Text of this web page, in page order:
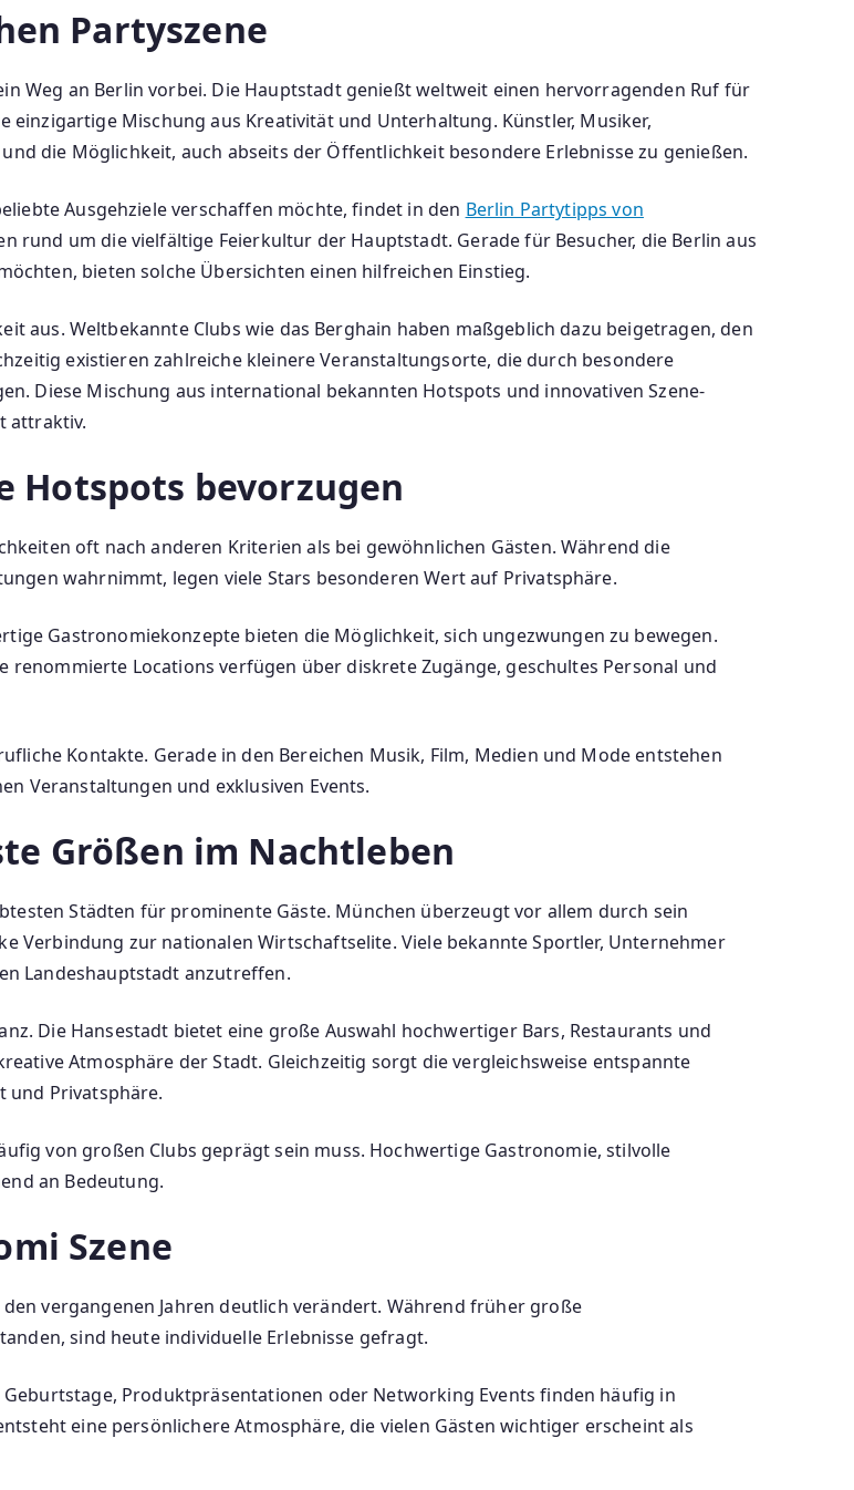
Partyszene
Weg an Berlin vorbei. Die Hauptstadt genießt weltweit einen hervorragenden Ruf für
Mischung aus Kreativität und Unterhaltung. Künstler, Musiker,
die Möglichkeit, auch abseits der Öffentlichkeit besondere Erlebnisse zu genießen.
Ausgehziele verschaffen möchte, findet in den Berlin Partytipps von
rund um die vielfältige Feierkultur der Hauptstadt. Gerade für Besucher, die Berlin aus
bieten solche Übersichten einen hilfreichen Einstieg.
aus. Weltbekannte Clubs wie das Berghain haben maßgeblich dazu beigetragen, den
existieren zahlreiche kleinere Veranstaltungsorte, die durch besondere
Diese Mischung aus international bekannten Hotspots und innovativen Szene-
attraktiv.
Hotspots bevorzugen
oft nach anderen Kriterien als bei gewöhnlichen Gästen. Während die
wahrnimmt, legen viele Stars besonderen Wert auf Privatsphäre.
Gastronomiekonzepte bieten die Möglichkeit, sich ungezwungen zu bewegen.
renommierte Locations verfügen über diskrete Zugänge, geschultes Personal und
Kontakte. Gerade in den Bereichen Musik, Film, Medien und Mode entstehen
Veranstaltungen und exklusiven Events.
Größen im Nachtleben
Städten für prominente Gäste. München überzeugt vor allem durch sein
Verbindung zur nationalen Wirtschaftselite. Viele bekannte Sportler, Unternehmer
Landeshauptstadt anzutreffen.
Die Hansestadt bietet eine große Auswahl hochwertiger Bars, Restaurants und
Atmosphäre der Stadt. Gleichzeitig sorgt die vergleichsweise entspannte
und Privatsphäre.
von großen Clubs geprägt sein muss. Hochwertige Gastronomie, stilvolle
an Bedeutung.
Szene
vergangenen Jahren deutlich verändert. Während früher große
sind heute individuelle Erlebnisse gefragt.
Produktpräsentationen oder Networking Events finden häufig in
eine persönlichere Atmosphäre, die vielen Gästen wichtiger erscheint als